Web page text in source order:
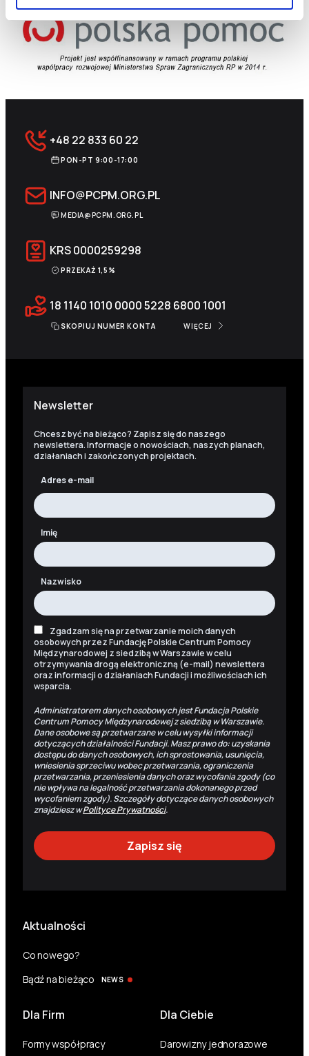
+48 22 833 60 22
PON-PT 9:00-17:00
INFO@PCPM.ORG.PL
MEDIA@PCPM.ORG.PL
KRS0000259298
PRZEKAŻ 1,5%
18 1140 1010 0000 5228 6800 1001
SKOPIUJ NUMER KONTA WIĘCEJ
Newsletter
Chcesz być na bieżąco? Zapisz się do naszego
newslettera. Informacje o nowościach, naszych planach,
działaniach i zakończonych projektach.
Adres e-mail
Imię
Nazwisko
Zgadzam się na przetwarzanie moich danych
osobowych przez Fundację Polskie Centrum Pomocy
Międzynarodowej z siedzibą w Warszawie w celu
otrzymywania drogą elektroniczną (e-mail) newslettera
oraz informacji o działaniach Fundacji i możliwościach ich
wsparcia.
Administratorem danych osobowych jest Fundacja Polskie
Centrum Pomocy Międzynarodowej z siedzibą w Warszawie.
Dane osobowe są przetwarzane w celu wysyłki informacji
dotyczących działalności Fundacji. Masz prawo do: uzyskania
dostępu do danych osobowych, ich sprostowania, usunięcia,
wniesienia sprzeciwu wobec przetwarzania, ograniczenia
przetwarzania, przeniesienia danych oraz wycofania zgody (co
nie wpływa na legalność przetwarzania dokonanego przed
wycofaniem zgody). Szczegóły dotyczące danych osobowych
znajdziesz wPolityce Prywatności.
Aktualności
Co nowego?
Bądź na bieżąco
NEWS
Dla Firm
Formy współpracy
Dla Ciebie
Darowizny jednorazowe